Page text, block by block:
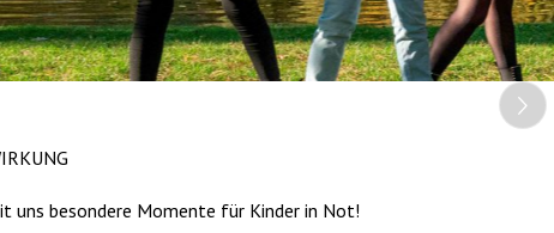
uns besondere Momente für Kinder in Not!